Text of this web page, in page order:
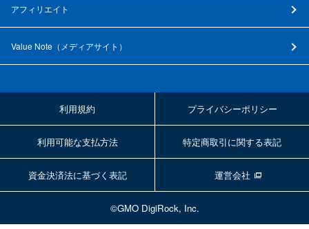
アフィリエイト
Value Note（ メディアサイト ）
利用規約 プライバシーポリシー
利用可能な支払方法 特定商取引に関する表記
資金決済法に基づく表記 運営会社
©GMO DigiRock, Inc.